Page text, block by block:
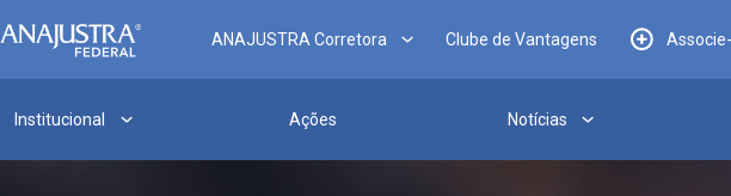
ANAJUSTRA Corretora Clube de Vantagens
Institucional Ações Notícias